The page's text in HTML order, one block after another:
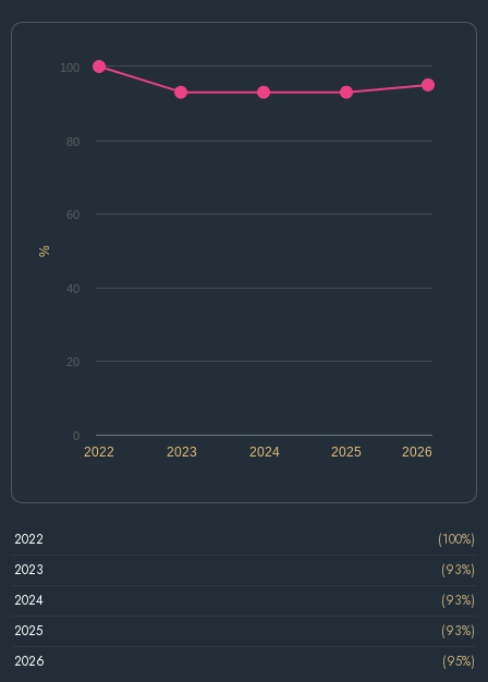
%
2022 2024 2026
2023 2025
0
20
40
60
80
100
2022
(100%)
2023
(93%)
2024
(93%)
2025
(93%)
2026
(95%)